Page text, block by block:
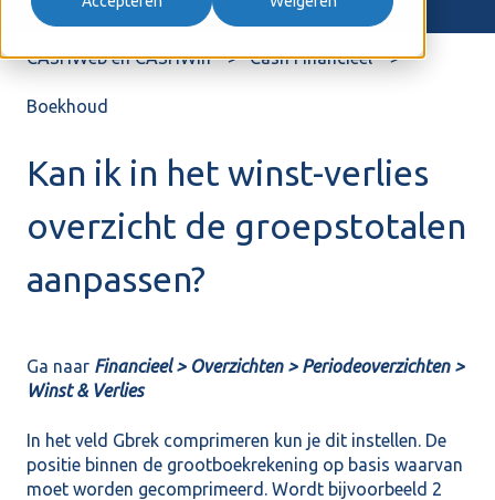
CASHWeb en CASHWin Cash Financieel
Boekhoud
Kan ik in het winst-verlies
overzicht de groepstotalen
aanpassen?
Ga naar Financieel > Overzichten > Periodeoverzichten >
Winst & Verlies
In het veld Gbrek comprimeren kun je dit instellen. De
positie binnen de grootboekrekening op basis waarvan
moet worden gecomprimeerd. Wordt bijvoorbeeld 2